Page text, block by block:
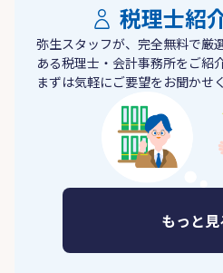
税理士紹
弥生スタッフが、完全無料で厳
ある税理士・会計事務所をご紹
まずは気軽にご要望をお聞かせ
もっと見